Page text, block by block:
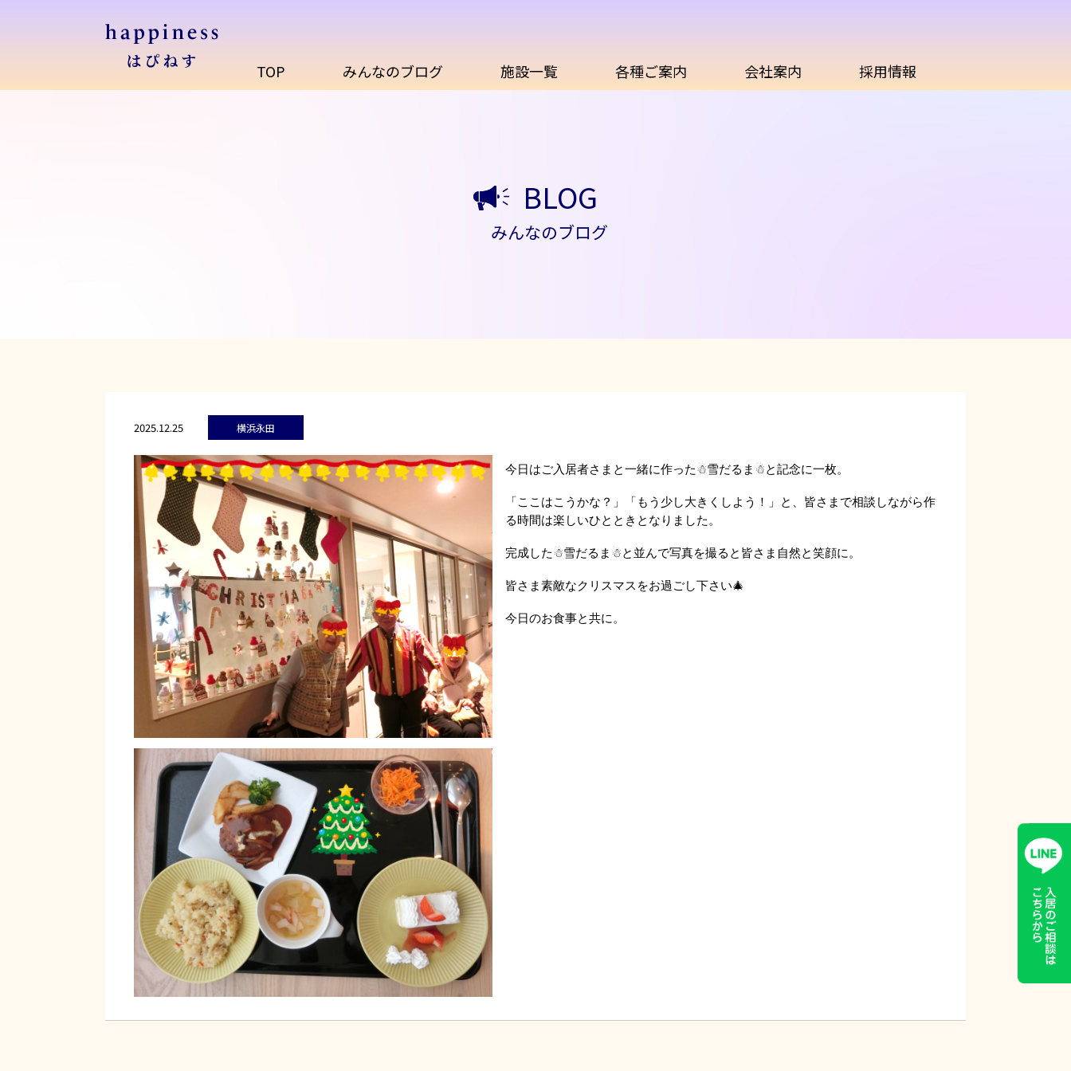
TOP みんなのブログ 施設一覧 各種ご案内 会社案内 採用情報
BLOG
みんなのブログ
2025.12.25 横浜永田
今日はご入居者さまと一緒に作った☃雪だるま☃と記念に一枚。
「ここはこうかな？」「もう少し大きくしよう！」と、皆さまで相談しながら作
る時間は楽しいひとときとなりました。
完成した☃雪だるま☃と並んで写真を撮ると皆さま自然と笑顔に。
皆さま素敵なクリスマスをお過ごし下さい🎄
今日のお食事と共に。